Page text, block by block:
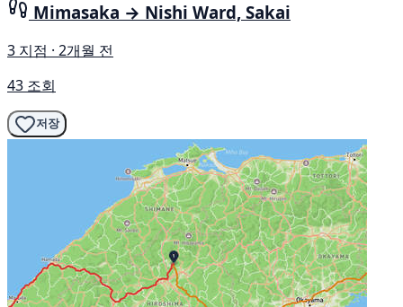
Mimasaka → Nishi Ward, Sakai
3 지점 · 2개월 전
43 조회
저장